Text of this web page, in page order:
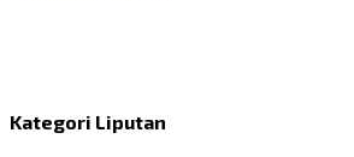
Kategori Liputan